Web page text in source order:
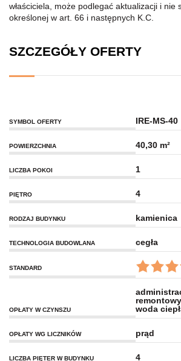
właściciela, może podlegać aktualizacji i nie
określonej w art. 66 i następnych K.C.
SZCZEGÓŁY OFERTY
SYMBOL OFERTY IRE-MS-40
POWIERZCHNIA 40,30 m²
LICZBA POKOI 1
PIĘTRO 4
RODZAJ BUDYNKU kamienica
TECHNOLOGIA BUDOWLANA cegła
STANDARD
OPŁATY W CZYNSZU
woda
OPŁATY WG LICZNIKÓW prąd
LICZBA PIĘTER W BUDYNKU 4